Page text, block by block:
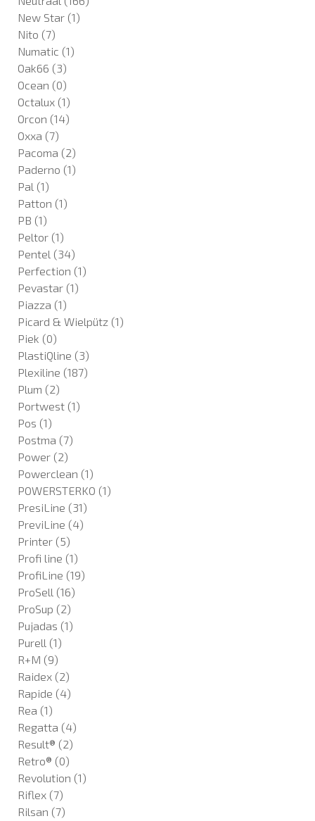
New Star (1)
Nito (7)
Numatic (1)
Oak66 (3)
Ocean (0)
Octalux (1)
Orcon (14)
Oxxa (7)
Pacoma (2)
Paderno (1)
Pal (1)
Patton (1)
PB (1)
Peltor (1)
Pentel (34)
Perfection (1)
Pevastar (1)
Piazza (1)
Picard & Wielpütz (1)
Piek (0)
PlastiQline (3)
Plexiline (187)
Plum (2)
Portwest (1)
Pos (1)
Postma (7)
Power (2)
Powerclean (1)
POWERSTERKO (1)
PresiLine (31)
PreviLine (4)
Printer (5)
Profi line (1)
ProfiLine (19)
ProSell (16)
ProSup (2)
Pujadas (1)
Purell (1)
R+M (9)
Raidex (2)
Rapide (4)
Rea (1)
Regatta (4)
Result® (2)
Retro® (0)
Revolution (1)
Riflex (7)
Rilsan (7)